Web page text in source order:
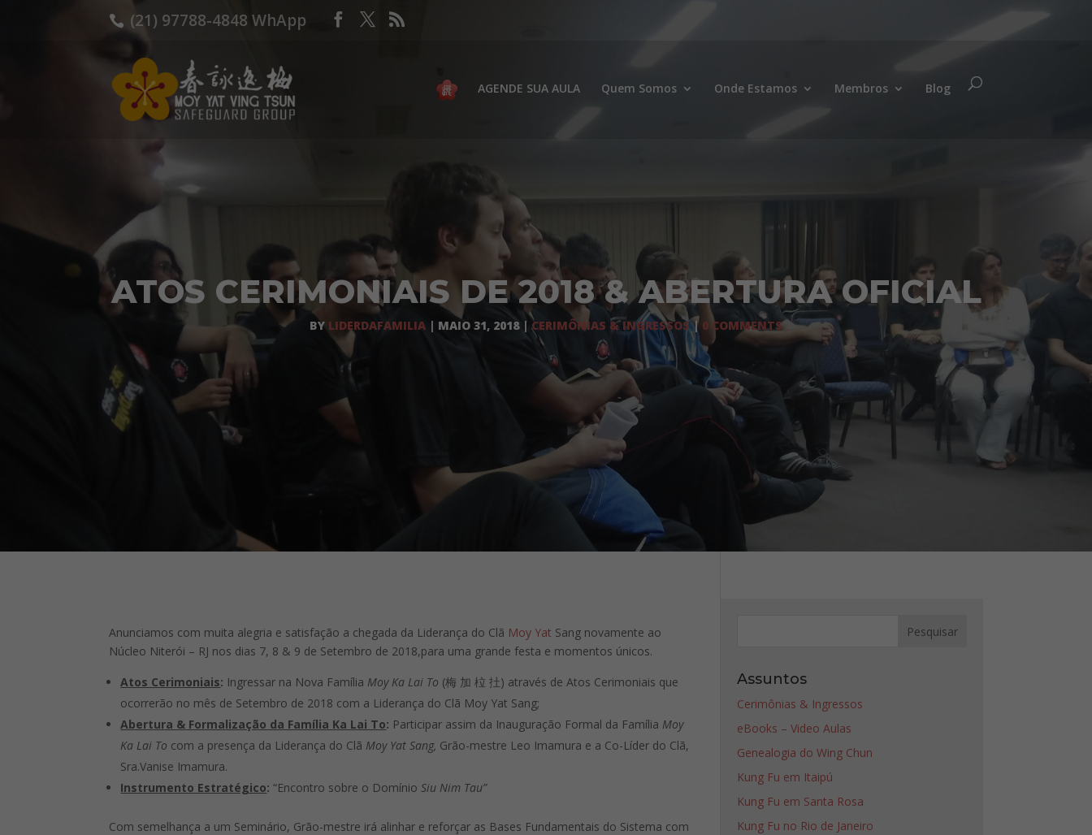
(21) 97788-4848 WhApp
AGENDE SUA AULA Quem Somos Onde Estamos Membros Blog
ATOS CERIMONIAIS DE 2018 & ABERTURA OFICIAL
BY LIDERDAFAMILIA | MAIO 31, 2018| CERIMÔNIAS & INGRESSOS| 0 COMMENTS
Anunciamos com muita alegria e satisfação a chegada da Liderança do Clã Moy Yat Sang novamente ao
Núcleo Niterói – RJ nos dias 7, 8 & 9 de Setembro de 2018,para uma grande festa e momentos únicos.
Atos Cerimoniais: Ingressar na Nova Família Moy Ka Lai To (梅 加 柆 扗) através de Atos Cerimoniais que
ocorrerão no mês de Setembro de 2018 com a Liderança do Clã Moy Yat Sang;
Abertura & Formalização da Família Ka Lai To: Participar assim da Inauguração Formal da Família Moy
Ka Lai To com a presença da Liderança do Clã Moy Yat Sang, Grão-mestre Leo Imamura e a Co-Líder do Clã,
Sra.Vanise Imamura.
Instrumento Estratégico: “Encontro sobre o DomínioSiu Nim Tau”
Com semelhança a um Seminário, Grão-mestre irá alinhar e reforçar as Bases Fundamentais do Sistema com
Assuntos
Cerimônias & Ingressos
eBooks – Video Aulas
Genealogia do Wing Chun
Kung Fu em Itaipú
Kung Fu em Santa Rosa
Kung Fu no Rio de Janeiro